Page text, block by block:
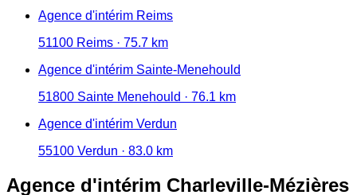
Agence d'intérim Reims
51100 Reims · 75.7 km
Agence d'intérim Sainte-Menehould
51800 Sainte Menehould · 76.1 km
Agence d'intérim Verdun
55100 Verdun · 83.0 km
Agence d'intérim Charleville-Mézières